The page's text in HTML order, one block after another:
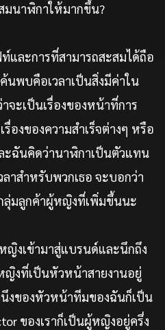
มนาฬิกาให้มากขึ้น?
และการที่สามารถสะสมได้ถือ
นพบคือเวลาเป็นสิ่งมีค่าใน
ะเป็นเรื่องของหน้าที่การ
รื่องของความสำเร็จต่างๆ หรือ
ะฉันคิดว่านาฬิกาเป็นตัวแทน
าสำหรับพวกเธอ จะบอกว่า
ลุ่มลูกค้าผู้หญิงที่เพิ่มขึ้นนะ
ญิงเข้ามาสู่แบรนด์และนึกถึง
ญิงที่เป็นหัวหน้าสายงานอยู่
งของหัวหน้าทีมของฉันก็เป็น
ของเราก็เป็นผู้หญิงอยู่ครึ่ง